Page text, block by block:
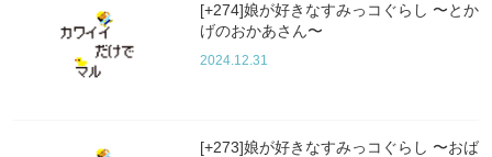
[+274]娘が好きなすみっコぐらし 〜とか
げのおかあさん〜
2024.12.31
[+273]娘が好きなすみっコぐらし 〜おば